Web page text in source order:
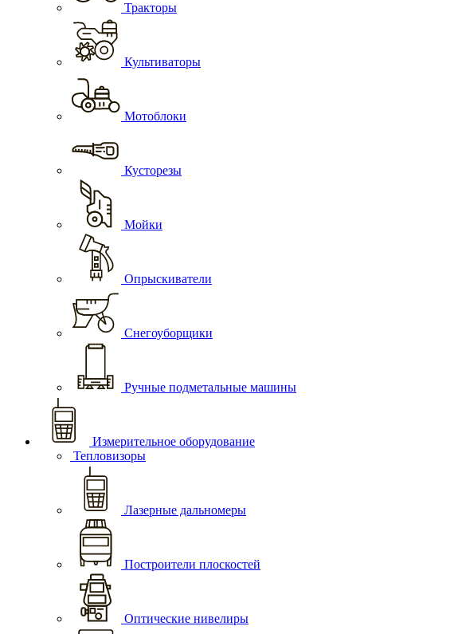
Тракторы
Культиваторы
Мотоблоки
Кусторезы
Мойки
Опрыскиватели
Снегоуборщики
Ручные подметальные машины
Измерительное оборудование
Тепловизоры
Лазерные дальномеры
Построители плоскостей
Оптические нивелиры